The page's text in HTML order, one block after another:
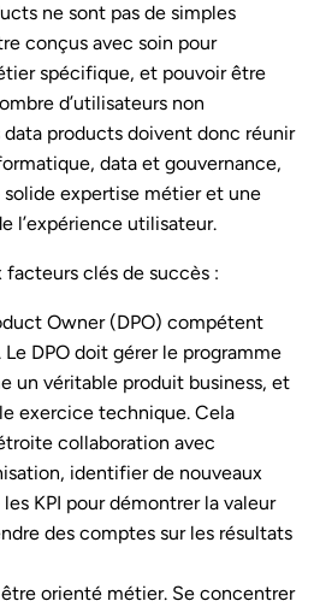
ne sont pas de simples
conçus avec soin pour
spécifique, et pouvoir être
d’utilisateurs non
products doivent donc réunir
data et gouvernance,
solide expertise métier et une
l’expérience utilisateur.
clés de succès :
Owner (DPO) compétent
DPO doit gérer le programme
un véritable produit business, et
exercice technique. Cela
collaboration avec
identifier de nouveaux
les KPI pour démontrer la valeur
des comptes sur les résultats
orienté métier. Se concentrer